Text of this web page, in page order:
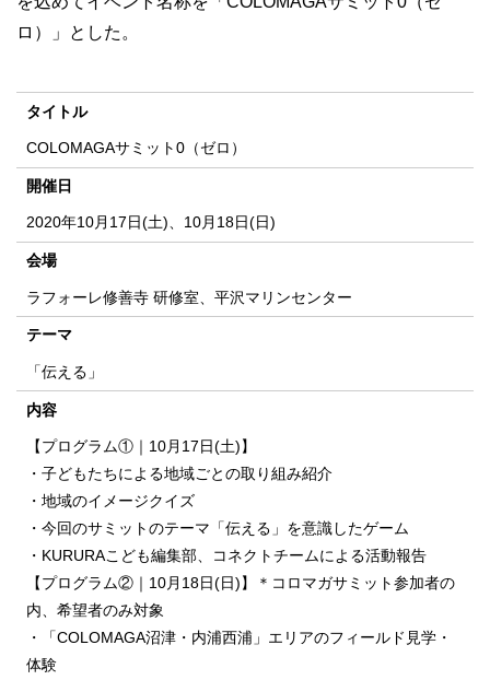
ロ）」とした。
タイトル
COLOMAGAサミット0（ゼロ）
開催日
2020年10月17日(土)、10月18日(日)
会場
ラフォーレ修善寺 研修室、平沢マリンセンター
テーマ
「伝える」
内容
【プログラム①｜10月17日(土)】
・子どもたちによる地域ごとの取り組み紹介
・地域のイメージクイズ
・今回のサミットのテーマ「伝える」を意識したゲーム
・KURURAこども編集部、コネクトチームによる活動報告
【プログラム②｜10月18日(日)】＊コロマガサミット参加者の
内、希望者のみ対象
・「COLOMAGA沼津・内浦西浦」エリアのフィールド見学・
体験